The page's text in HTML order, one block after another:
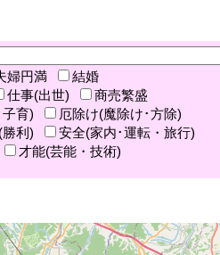
婦円満
結婚
仕事(出世)
商売繁盛
育)
厄除け(魔除け･方除)
利)
安全(家内･運転・旅行)
才能(芸能・技術)